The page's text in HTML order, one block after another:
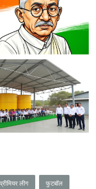
प्रीमियर लीग फुटबॉल